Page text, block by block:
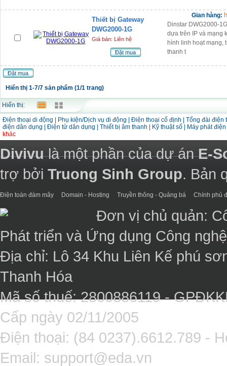
Thiết bị Gateway
DWG2000-1G
Giá bán: Liên hệ
Đặt mua
Gian hàng:
Dinstar DWG2000-
dựa trên IP và mạng
hình linh hoạt mạng,
thanh t
Đặt mua
Hiển thị 1-7/7 sản phẩm (1/1 trang)
Hiển thị:
Điện thoại di động Phụ kiện/Dịch vụ di động Điện thoại cố định
Tổng đài điện
điện dân dụng
Điện tử dân dụng Thiết bị âm thanh Kỹ thuật số
Máy phát điện
khác
Divivulà một phần của dự ánE-
trợ bởi Truong Sinh Group. Bản
Điện toán đám mây Domain - Hosting Truyền thông - Quảng bá Chính phủ
Đơn vị chủ quản:
Phát triển và Ứng dụng Công
Địa chỉ: Lô 34 Khu Liên Kế phú
Thanh Hóa
Mã số thuế: 2800886119 -
Cấp ngày 02/11/2005
Điện thoại: (84 0237).6612.789 -
Email: support@eda.vn